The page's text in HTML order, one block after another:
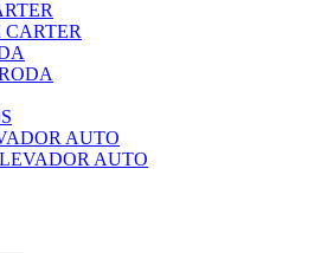
CARTER
AUTO